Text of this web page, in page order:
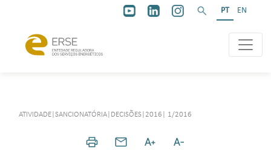
PT EN
ATIVIDADE SANCIONATÓRIA DECISÕES 2016 1/2016